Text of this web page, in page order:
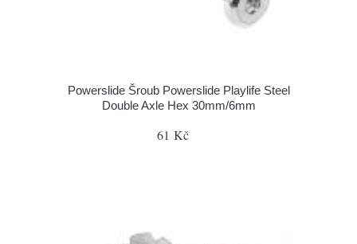
Powerslide Šroub Powerslide Playlife Steel
Double Axle Hex 30mm/6mm
61 Kč